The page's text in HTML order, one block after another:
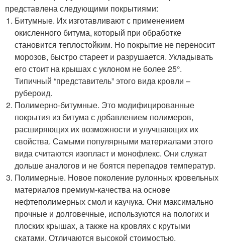
представлена следующими покрытиями:
Битумные. Их изготавливают с применением
окисленного битума, который при обработке
становится теплостойким. Но покрытие не переносит
морозов, быстро стареет и разрушается. Укладывать
его стоит на крышах с уклоном не более 25°.
Типичный “представитель” этого вида кровли –
рубероид.
Полимерно-битумные. Это модифицированные
покрытия из битума с добавлением полимеров,
расширяющих их возможности и улучшающих их
свойства. Самыми популярными материалами этого
вида считаются изопласт и монофлекс. Они служат
дольше аналогов и не боятся перепадов температур.
Полимерные. Новое поколение рулонных кровельных
материалов премиум-качества на основе
нефтеполимерных смол и каучука. Они максимально
прочные и долговечные, используются на пологих и
плоских крышах, а также на кровлях с крутыми
скатами. Отличаются высокой стоимостью.